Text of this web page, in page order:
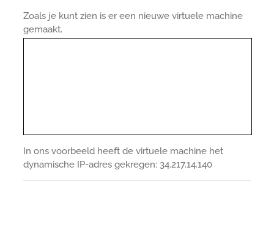
Zoals je kunt zien is er een nieuwe virtuele machine
gemaakt.
In ons voorbeeld heeft de virtuele machine het
dynamische IP-adres gekregen: 34.217.14.140